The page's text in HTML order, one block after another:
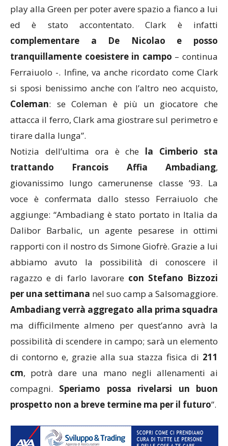
play alla Green per poter avere spazio a fianco a lui
ed è stato accontentato. Clark è infatti
complementare a De Nicolao e posso
tranquillamente coesistere in campo – continua
Ferraiuolo -. Infine, va anche ricordato come Clark
si sposi benissimo anche con l’altro neo acquisto,
Coleman: se Coleman è più un giocatore che
attacca il ferro, Clark ama giostrare sul perimetro e
tirare dalla lunga”.
Notizia dell’ultima ora è che la Cimberio sta
trattando Francois Affia Ambadiang,
giovanissimo lungo camerunense classe ’93. La
voce è confermata dallo stesso Ferraiuolo che
aggiunge: “Ambadiang è stato portato in Italia da
Dalibor Barbalic, un agente pesarese in ottimi
rapporti con il nostro ds Simone Giofrè. Grazie a lui
abbiamo avuto la possibilità di conoscere il
ragazzo e di farlo lavorare con Stefano Bizzozi
per una settimana nel suo camp a Salsomaggiore.
Ambadiang verrà aggregato alla prima squadra
ma difficilmente almeno per quest’anno avrà la
possibilità di scendere in campo; sarà un elemento
di contorno e, grazie alla sua stazza fisica di 211
cm, potrà dare una mano negli allenamenti ai
compagni. Speriamo possa rivelarsi un buon
prospetto non a breve termine ma per il futuro”.